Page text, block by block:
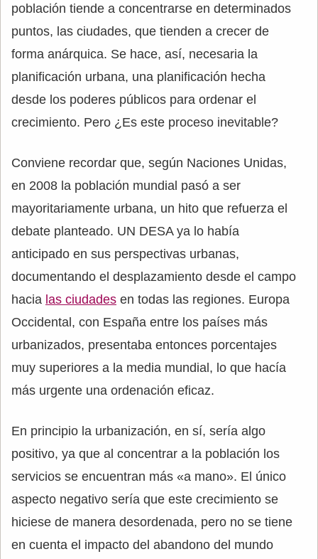
población tiende a concentrarse en determinados
puntos, las ciudades, que tienden a crecer de
forma anárquica. Se hace, así, necesaria la
planificación urbana, una planificación hecha
desde los poderes públicos para ordenar el
crecimiento. Pero ¿Es este proceso inevitable?
Conviene recordar que, según Naciones Unidas,
en 2008 la población mundial pasó a ser
mayoritariamente urbana, un hito que refuerza el
debate planteado. UN DESA ya lo había
anticipado en sus perspectivas urbanas,
documentando el desplazamiento desde el campo
hacia las ciudades en todas las regiones. Europa
Occidental, con España entre los países más
urbanizados, presentaba entonces porcentajes
muy superiores a la media mundial, lo que hacía
más urgente una ordenación eficaz.
En principio la urbanización, en sí, sería algo
positivo, ya que al concentrar a la población los
servicios se encuentran más «a mano». El único
aspecto negativo sería que este crecimiento se
hiciese de manera desordenada, pero no se tiene
en cuenta el impacto del abandono del mundo